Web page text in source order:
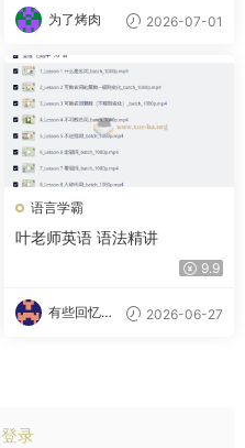
为了烤肉 2026-07-01
语言学霸
叶老师英语 语法精讲
9.9
有些回忆忘
2026-06-27
登录